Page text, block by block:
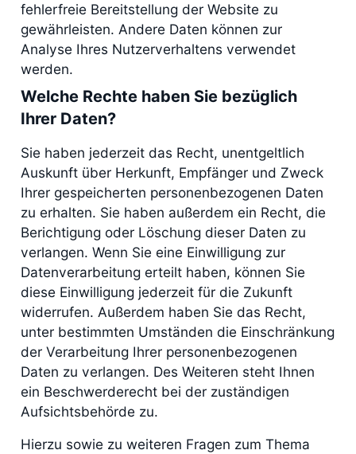
fehlerfreie Bereitstellung der Website zu
gewährleisten. Andere Daten können zur
Analyse Ihres Nutzerverhaltens verwendet
werden.
Welche Rechte haben Sie bezüglich
Ihrer Daten?
Sie haben jederzeit das Recht, unentgeltlich
Auskunft über Herkunft, Empfänger und Zweck
Ihrer gespeicherten personenbezogenen Daten
zu erhalten. Sie haben außerdem ein Recht, die
Berichtigung oder Löschung dieser Daten zu
verlangen. Wenn Sie eine Einwilligung zur
Datenverarbeitung erteilt haben, können Sie
diese Einwilligung jederzeit für die Zukunft
widerrufen. Außerdem haben Sie das Recht,
unter bestimmten Umständen die Einschränkung
der Verarbeitung Ihrer personenbezogenen
Daten zu verlangen. Des Weiteren steht Ihnen
ein Beschwerderecht bei der zuständigen
Aufsichtsbehörde zu.
Hierzu sowie zu weiteren Fragen zum Thema